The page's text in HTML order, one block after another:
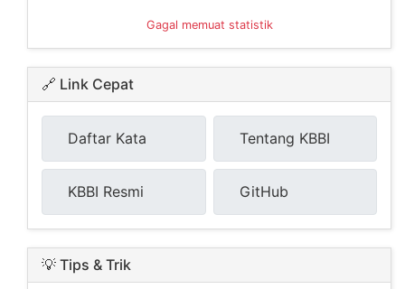
Gagal memuat statistik
🔗 Link Cepat
Daftar Kata Tentang KBBI
KBBI Resmi GitHub
💡 Tips & Trik